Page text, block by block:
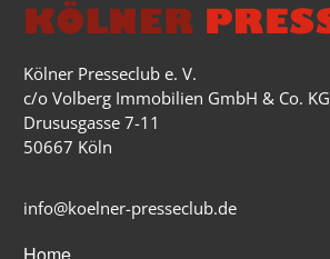
Kölner Presseclub e. V.
c/o Volberg Immobilien GmbH & Co. KG
Drususgasse 7-11
50667 Köln
info@koelner-presseclub.de
Home